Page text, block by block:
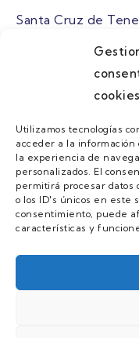
cookies
Utilizamos tecnologías
acceder a la información
la experiencia de
personalizados. El
permitirá procesar datos
o los ID's únicos en este
consentimiento, puede
características y
Santa Cruz de
+34 638765829
MENU
Quienes Somos
Guias
Contacto
Únete